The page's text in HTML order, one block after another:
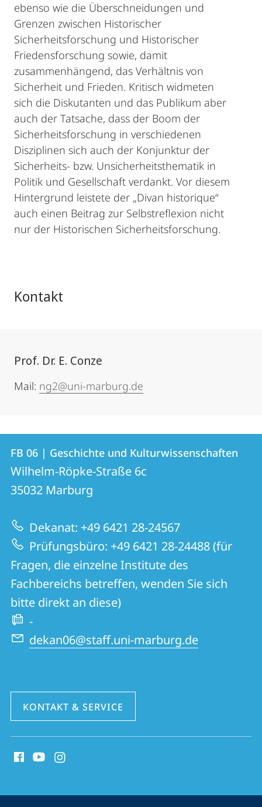
ebenso wie die Überschneidungen und
Grenzen zwischen Historischer
Sicherheitsforschung und Historischer
Friedensforschung sowie, damit
zusammenhängend, das Verhältnis von
Sicherheit und Frieden. Kritisch widmeten
sich die Diskutanten und das Publikum aber
auch der Tatsache, dass der Boom der
Sicherheitsforschung in verschiedenen
Disziplinen sich auch der Konjunktur der
Sicherheits- bzw. Unsicherheitsthematik in
Politik und Gesellschaft verdankt. Vor diesem
Hintergrund leistete der „Divan historique“
auch einen Beitrag zur Selbstreflexion nicht
nur der Historischen Sicherheitsforschung.
Kontakt
Prof. Dr. E. Conze
Mail: ng2@uni-marburg.de
Kontakt
und
Informationen
zur
Website
Kontaktinformationen
FB
06
Geschichte
und
Kulturwissenschaften
FB 06 | Geschichte und Kulturwissenschaften
Wilhelm-Röpke-Straße 6c
35032 Marburg
Dekanat: +49 6421 28-24567
Prüfungsbüro: +49 6421 28-24488 (für
Fragen, die einzelne Institute des
Fachbereichs betreffen, wenden Sie sich
bitte direkt an diese)
-
dekan06@staff.uni-marburg.de
KONTAKT & SERVICE
Media